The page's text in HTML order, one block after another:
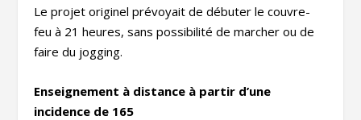
Le projet originel prévoyait de débuter le couvre-
feu à 21 heures, sans possibilité de marcher ou de
faire du jogging.
Enseignement à distance à partir d’une
incidence de 165